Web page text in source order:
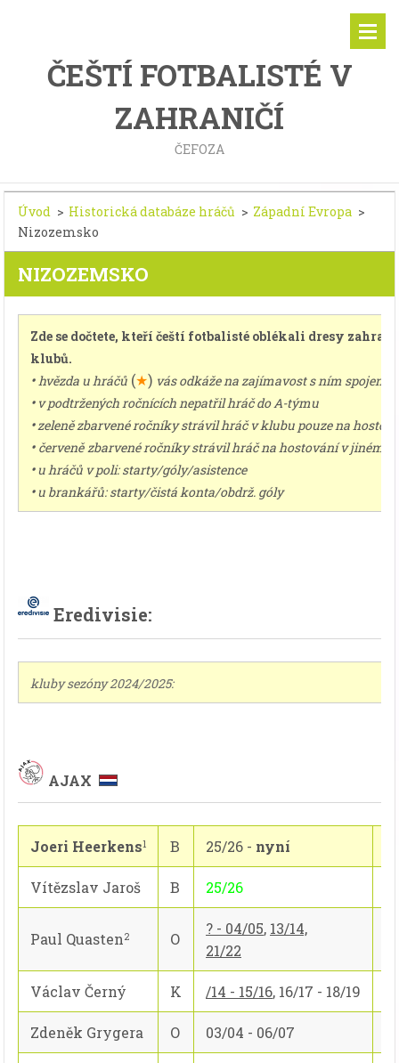
ČEŠTÍ FOTBALISTÉ V
ZAHRANIČÍ
ČEFOZA
Úvod > Historická databáze hráčů > Západní Evropa >
Nizozemsko
NIZOZEMSKO
Zde se dočtete, kteří čeští fotbalisté oblékali dresy
klubů.
•hvězda u hráčů (★) vás odkáže na zajímavost s ním spojenou
•v podtržených ročnících nepatřil hráč do A-týmu
•zeleně zbarvené ročníky strávil hráč v klubu pouze na
• červeně zbarvené ročníky strávil hráč na hostování v jiném
•u hráčů v poli: starty/góly/asistence
•u brankářů: starty/čistá konta/obdrž. góly
Eredivisie:
kluby sezóny 2024/2025:
AJAX
Joeri Heerkens1 B 25/26 - nyní
Vítězslav Jaroš B 25/26
Paul Quasten2 O
? - 04/05, 13/14,
21/22
Václav Černý K /14 - 15/16, 16/17 - 18/19
Zdeněk Grygera O 03/04 - 06/07